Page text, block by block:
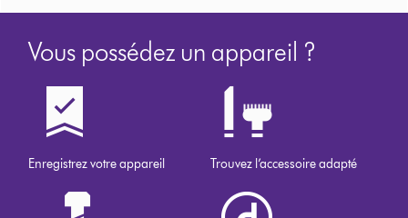
Vous possédez un appareil ?
Enregistrez votre appareil Trouvez l’accessoire adapté